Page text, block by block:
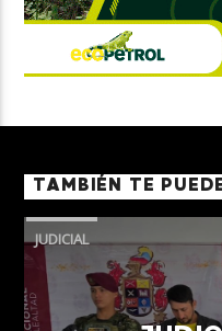
TAMBIÉN TE
JUDICIAL